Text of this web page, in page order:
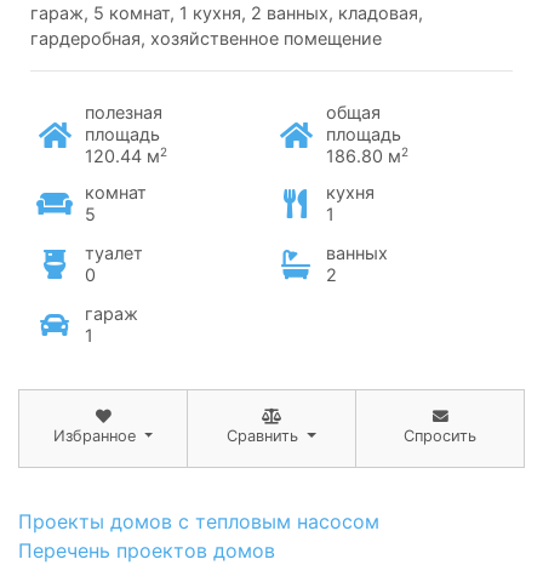
гараж, 5 комнат, 1 кухня, 2 ванных, кладовая,
гардеробная, хозяйственное помещение
полезная
площадь
120.44 м2
общая
площадь
186.80 м2
комнат
5
кухня
1
туалет
0
ванных
2
гараж
1
Избранное Сравнить Спросить
Проекты домов с тепловым насосом
Перечень проектов домов